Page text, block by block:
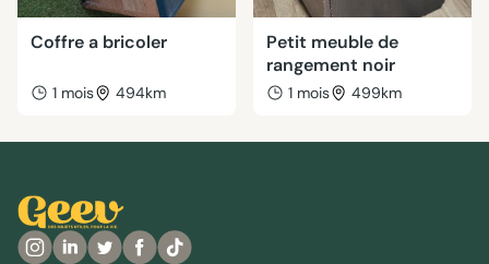
Coffre a bricoler
1 mois 494km
Petit meuble de
rangement noir
1 mois 499km